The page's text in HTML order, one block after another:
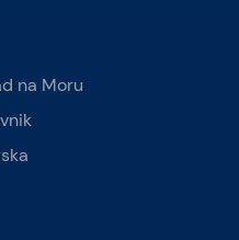
na Moru